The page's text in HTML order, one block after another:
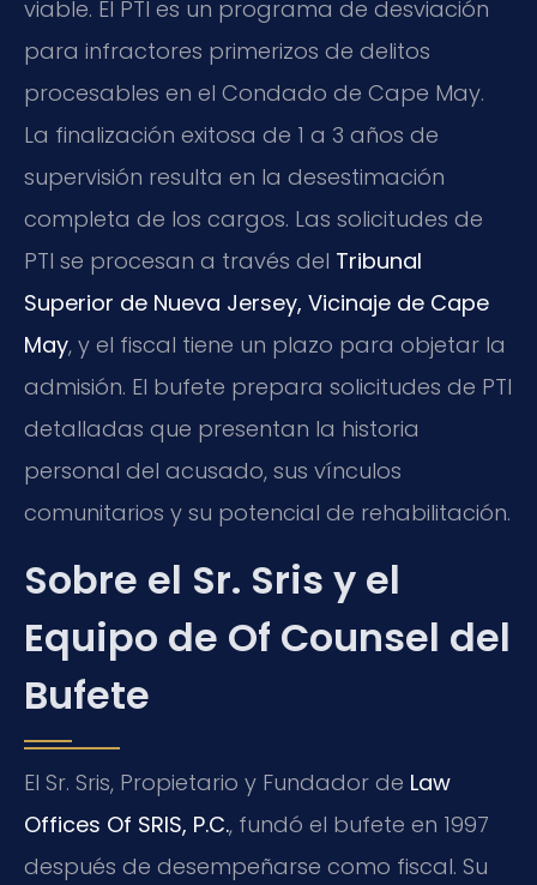
viable. El PTI es un programa de desviación
para infractores primerizos de delitos
procesables en el Condado de Cape May.
La finalización exitosa de 1 a 3 años de
supervisión resulta en la desestimación
completa de los cargos. Las solicitudes de
PTI se procesan a través del Tribunal
Superior de Nueva Jersey, Vicinaje de Cape
May, y el fiscal tiene un plazo para objetar la
admisión. El bufete prepara solicitudes de PTI
detalladas que presentan la historia
personal del acusado, sus vínculos
comunitarios y su potencial de rehabilitación.
Sobre el Sr. Sris y el
Equipo de Of Counsel del
Bufete
El Sr. Sris, Propietario y Fundador de Law
Offices Of SRIS, P.C., fundó el bufete en 1997
después de desempeñarse como fiscal. Su